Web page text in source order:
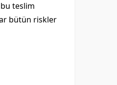
bu teslim
bütün riskler